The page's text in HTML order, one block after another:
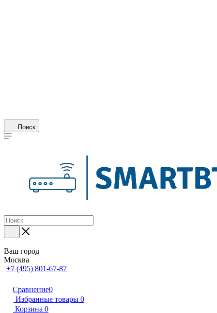
Поиск
Ваш город
Москва
+7 (495) 801-67-87
Сравнение0
Избранные товары 0
Корзина 0